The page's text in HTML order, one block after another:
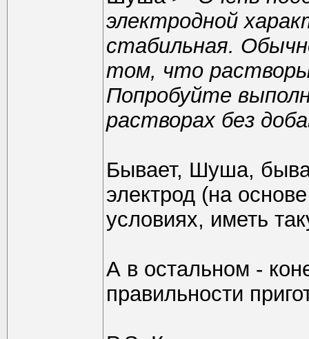
электродной
стабильная.
том, что
Попробуйте
растворах без
Бывает, Шуша,
электрод (на
условиях, иметь
А в остальном -
правильности